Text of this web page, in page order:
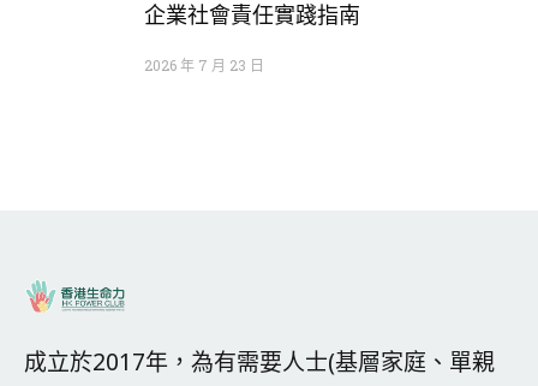
企業社會責任實踐指南
2026 年 7 月 23 日
成立於2017年，為有需要人士(基層家庭、單親